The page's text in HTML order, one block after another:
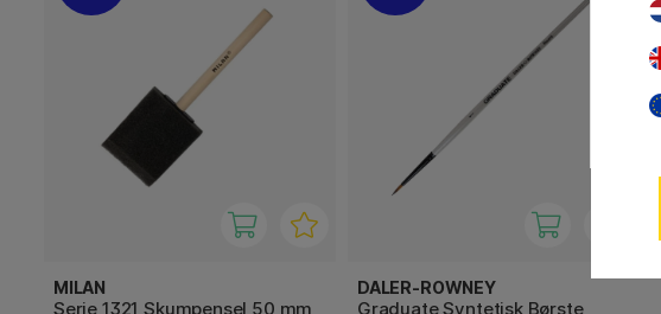
MILAN
Serie 1321 Skumpensel 50 mm
DALER-ROWNEY
Graduate Syntetisk Børste